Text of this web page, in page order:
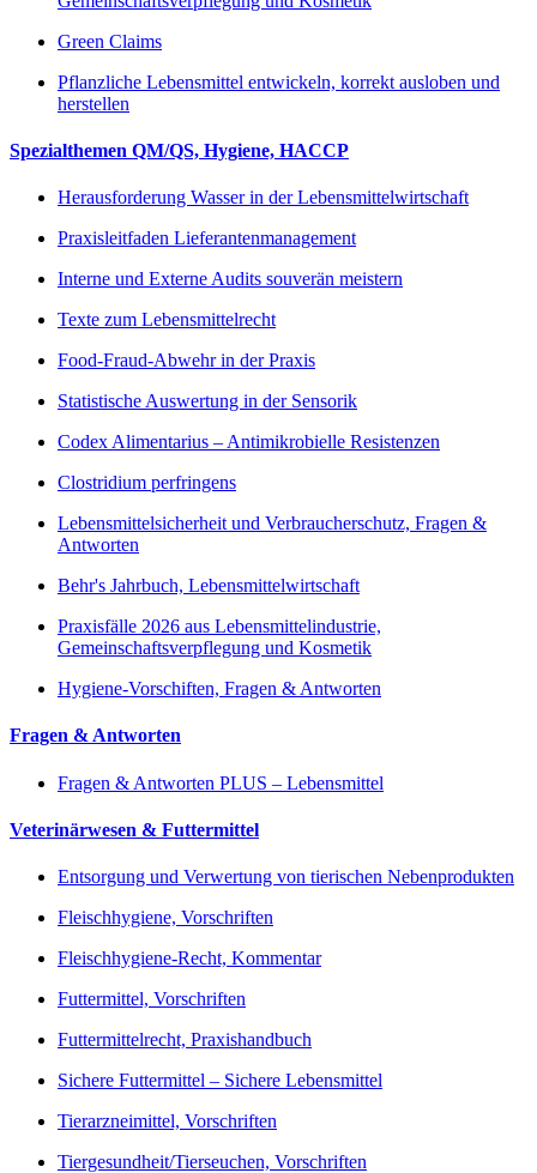
Green Claims
Pflanzliche Lebensmittel entwickeln, korrekt ausloben und
herstellen
Spezialthemen QM/QS, Hygiene, HACCP
Herausforderung Wasser in der Lebensmittelwirtschaft
Praxisleitfaden Lieferantenmanagement
Interne und Externe Audits souverän meistern
Texte zum Lebensmittelrecht
Food-Fraud-Abwehr in der Praxis
Statistische Auswertung in der Sensorik
Codex Alimentarius – Antimikrobielle Resistenzen
Clostridium perfringens
Lebensmittelsicherheit und Verbraucherschutz, Fragen &
Antworten
Behr's Jahrbuch, Lebensmittelwirtschaft
Praxisfälle 2026 aus Lebensmittelindustrie,
Gemeinschaftsverpflegung und Kosmetik
Hygiene-Vorschiften, Fragen & Antworten
Fragen & Antworten
Fragen & Antworten PLUS – Lebensmittel
Veterinärwesen & Futtermittel
Entsorgung und Verwertung von tierischen Nebenprodukten
Fleischhygiene, Vorschriften
Fleischhygiene-Recht, Kommentar
Futtermittel, Vorschriften
Futtermittelrecht, Praxishandbuch
Sichere Futtermittel – Sichere Lebensmittel
Tierarzneimittel, Vorschriften
Tiergesundheit/Tierseuchen, Vorschriften